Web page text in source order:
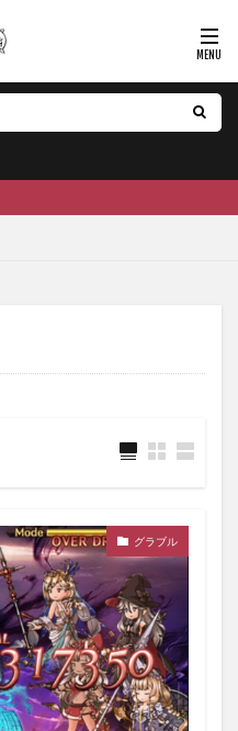
グラブル